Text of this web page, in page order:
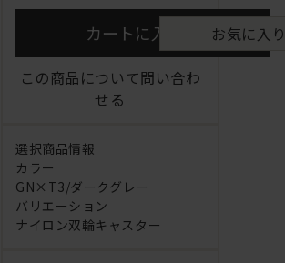
カートに入れる お気に入
この商品について問い合わ
せる
選択商品情報
カラー
GN×T3/ダークグレー
バリエーション
ナイロン双輪キャスター